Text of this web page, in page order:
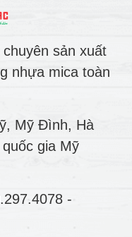
sản xuất
nhựa mica toàn
Mỹ Đình, Hà
gia Mỹ
-